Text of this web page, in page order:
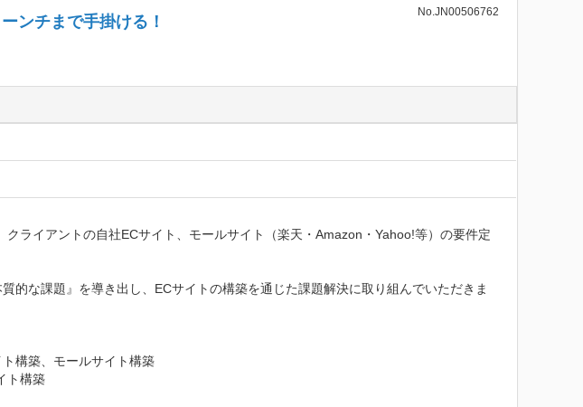
ンチまで手掛ける！
No.JN00506762
ライアントの自社ECサイト、モールサイト（楽天・Amazon・Yahoo!等）の要件定
的な課題』を導き出し、ECサイトの構築を通じた課題解決に取り組んでいただきま
構築、モールサイト構築
ト構築